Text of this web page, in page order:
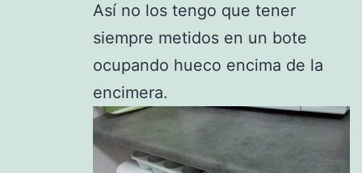
Así no los tengo que tener
siempre metidos en un bote
ocupando hueco encima de la
encimera.